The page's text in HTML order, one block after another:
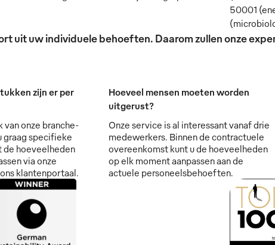
50001
uit uw individuele behoeften. Daarom zullen onze
zijn er per
van onze branche-
graag specifieke
de hoeveelheden
via onze
klantenportaal.
Hoeveel mensen moeten worden
uitgerust?
Onze service is al interessant vanaf drie
medewerkers. Binnen de contractuele
overeenkomst kunt u de hoeveelheden
op elk moment aanpassen aan de
actuele personeelsbehoeften.